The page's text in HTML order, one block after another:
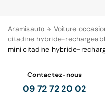
Aramisauto Voiture
citadine hybride-
mini citadine hybride-
Contactez-nous
09 72 72 20 02